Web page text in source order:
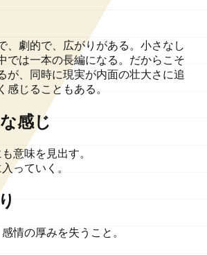
、劇的で、広がりがある。小さなし
では一本の長編になる。だからこそ
が、同時に現実が内面の壮大さに追
感じることもある。
感じ
意味を見出す。
っていく。
情の厚みを失うこと。